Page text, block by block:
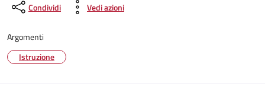
Condividi Vedi azioni
Argomenti
Istruzione